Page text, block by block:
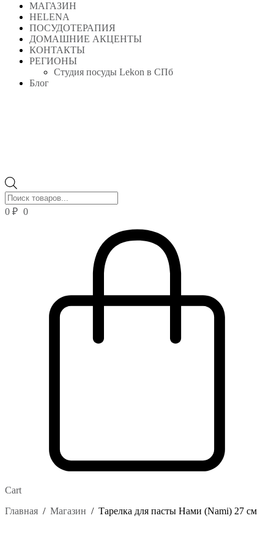
МАГАЗИН
HELENA
ПОСУДОТЕРАПИЯ
ДОМАШНИЕ АКЦЕНТЫ
КОНТАКТЫ
РЕГИОНЫ
Студия посуды Lekon в СПб
Блог
товаров
0 ₽ 0
Cart
Главная / Магазин / Тарелка для пасты Нами (Nami) 27 см